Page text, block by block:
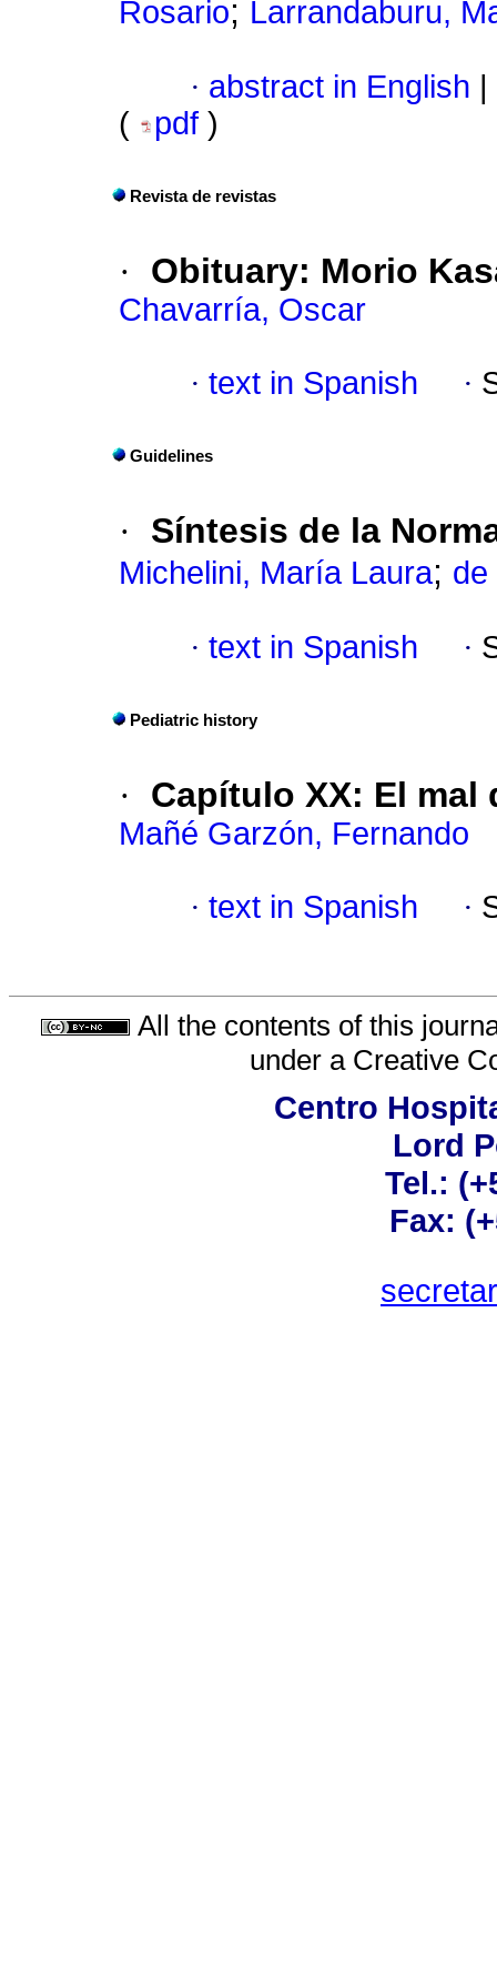
Rosario; Larrandaburu,
· abstract in English
(
pdf )
Revista de revistas
· Obituary: Morio
Chavarría, Oscar
· text in Spanish ·
Guidelines
· Síntesis de la
Michelini, María Laura; de
· text in Spanish ·
Pediatric history
· Capítulo XX: El mal
Mañé Garzón, Fernando
· text in Spanish ·
All the contents of this
under a Creative
Centro
Lord
Tel.:
Fax: